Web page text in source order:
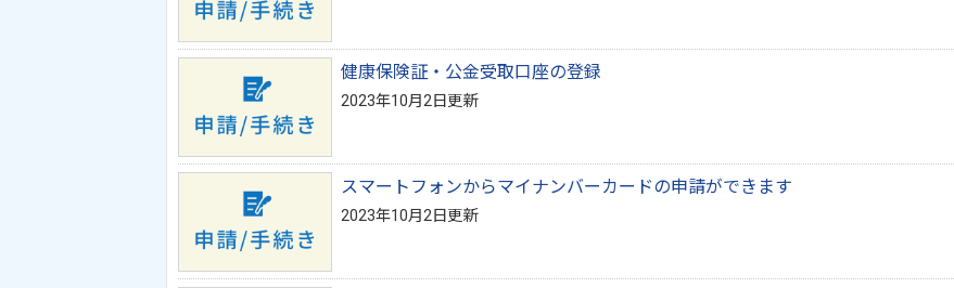
健康保険証・公金受取口座の登録
2023年10月2日更新
スマートフォンからマイナンバーカードの申請ができます
2023年10月2日更新